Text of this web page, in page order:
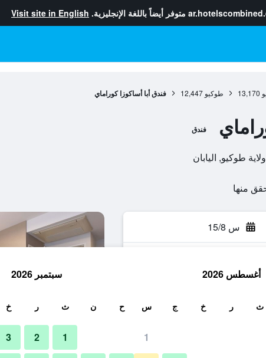
متوفر أيضاً باللغة الإنجليزية. Visit site in English
13,170 طوكيو 12,447 فندق أبا أساكوزا كوراماي
فندق
س 15/8
أغسطس 2026
ث ر خ ج س
1
سبتمبر 2026
ح ن ث ر خ
1
2
3